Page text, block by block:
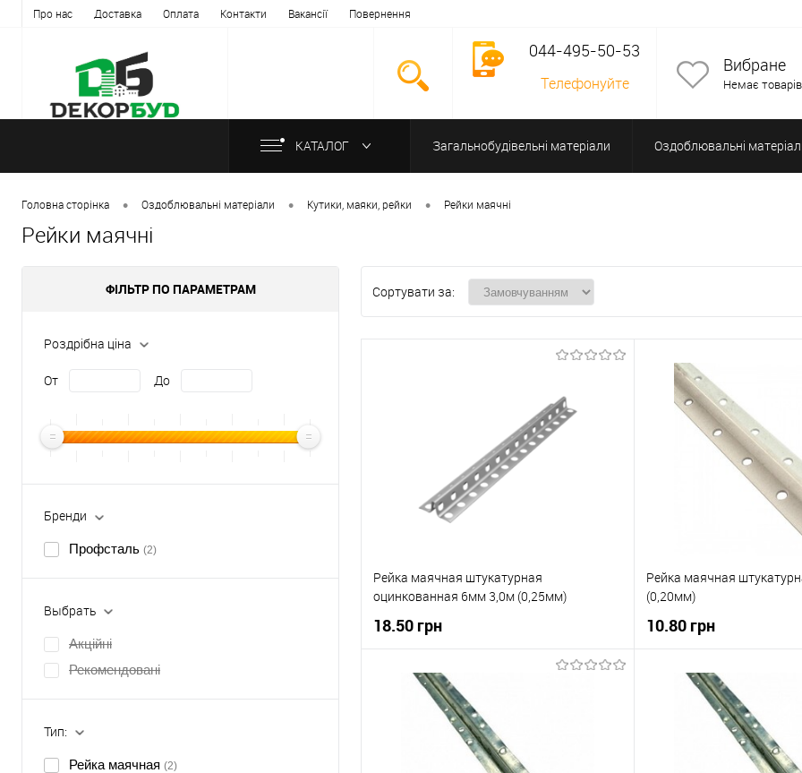
Про нас Доставка Оплата Контакти Вакансії Повернення
044-495-50-53
Телефонуйте
Вибране
Немає товарів
КАТАЛОГ Загальнобудівельні матеріали Оздоблювальні
Допоміжне обладнання
Головна сторінка • Оздоблювальні матеріали • Кутики, маяки, рейки • Рейки маячні
Рейки маячні
ФІЛЬТР ПО ПАРАМЕТРАМ
Роздрібна ціна
От До
Бренди
Профсталь (2)
Выбрать
Акційні
Рекомендовані
Тип:
Рейка маячная (2)
Сортувати за:
Рейка маячная штукатурная
оцинкованная 6мм 3,0м (0,25мм)
18.50 грн
Купити в 1 клік
Рейка маячная
(0,20мм)
10.80 грн
Купити в 1 клік